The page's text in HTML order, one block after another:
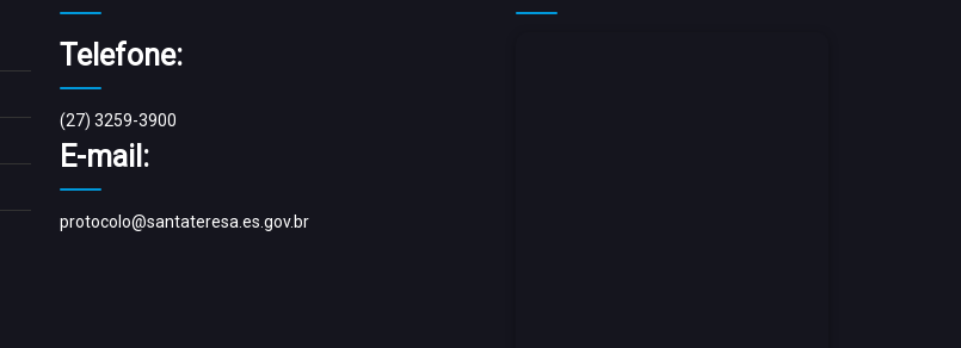
Telefone:
(27) 3259-3900
E-mail:
protocolo@santateresa.es.gov.br